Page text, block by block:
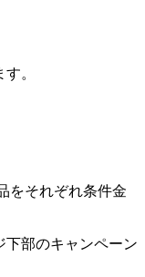
。
をそれぞれ条件金
部のキャンペーン